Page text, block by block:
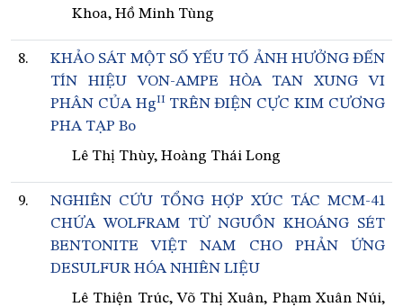
Khoa, Hồ Minh Tùng
8.
KHẢO SÁT MỘT SỐ YẾU TỐ ẢNH HƯỞNG ĐẾN
TÍN HIỆU VON-AMPE HÒA TAN XUNG VI
PHÂN CỦA HgII TRÊN ĐIỆN CỰC KIM CƯƠNG
PHA TẠP Bo
Lê Thị Thùy, Hoàng Thái Long
9.
NGHIÊN CỨU TỔNG HỢP XÚC TÁC MCM-41
CHỨA WOLFRAM TỪ NGUỒN KHOÁNG SÉT
BENTONITE VIỆT NAM CHO PHẢN ỨNG
DESULFUR HÓA NHIÊN LIỆU
Lê Thiện Trúc, Võ Thị Xuân, Phạm Xuân Núi,